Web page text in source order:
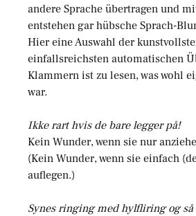
andere Sprache übertragen und
entstehen gar hübsche Sprach-
Hier eine Auswahl der
einfallsreichsten automatischen
Klammern ist zu lesen, was wohl
war.
Ikke rart hvis de bare legger på!
Kein Wunder, wenn sie nur
(Kein Wunder, wenn sie einfach
auflegen.)
Synes ringing med hylfliring og så